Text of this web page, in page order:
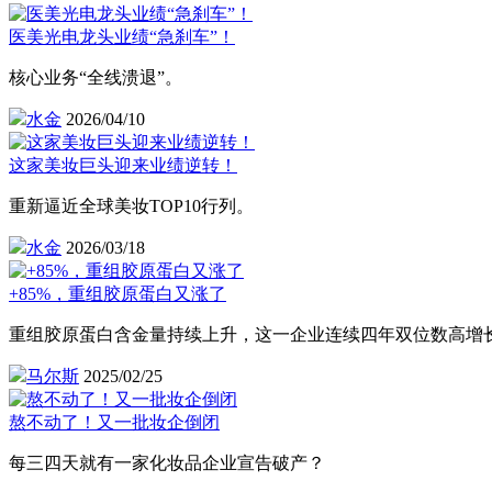
医美光电龙头业绩“急刹车”！
核心业务“全线溃退”。
水金 2026/04/10
这家美妆巨头迎来业绩逆转！
重新逼近全球美妆TOP10行列。
水金 2026/03/18
+85%，重组胶原蛋白又涨了
重组胶原蛋白含金量持续上升，这一企业连续四年双位数高增
马尔斯 2025/02/25
​熬不动了！又一批妆企倒闭
每三四天就有一家化妆品企业宣告破产？